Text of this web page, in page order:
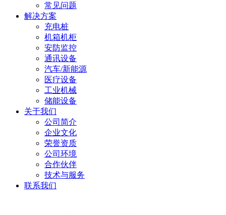
常见问题
解决方案
充电桩
机箱机柜
安防监控
通讯设备
汽车/新能源
医疗设备
工业机械
储能设备
关于我们
公司简介
企业文化
荣誉资质
公司环境
合作伙伴
技术与服务
联系我们